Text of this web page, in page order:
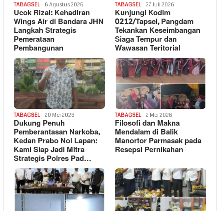
TABAGSEL 6 Agustus 2026
Ucok Rizal: Kehadiran
Wings Air di Bandara JHN
Langkah Strategis
Pemerataan
Pembangunan
TABAGSEL 27 Juli 2026
Kunjungi Kodim
0212/Tapsel, Pangdam
Tekankan Keseimbangan
Siaga Tempur dan
Wawasan Teritorial
TABAGSEL 20 Mei 2026
Dukung Penuh
Pemberantasan Narkoba,
Kedan Prabo Nol Lapan:
Kami Siap Jadi Mitra
Strategis Polres Pad…
TABAGSEL 2 Mei 2026
Filosofi dan Makna
Mendalam di Balik
Manortor Parmasak pada
Resepsi Pernikahan